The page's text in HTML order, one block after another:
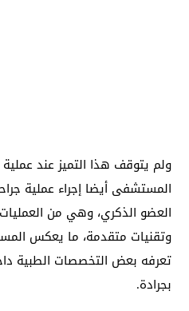
ولم يتوقف هذا التميز عند
المستشفى أيضا إجراء عملية
العضو الذكري، وهي من
وتقنيات متقدمة، ما يعكس
تعرفه بعض التخصصات الطبية
بجرادة.